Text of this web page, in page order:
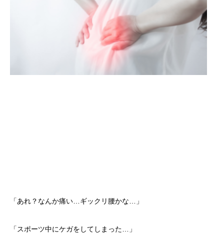
「あれ？なんか痛い…ギックリ腰かな…」
「スポーツ中にケガをしてしまった…」